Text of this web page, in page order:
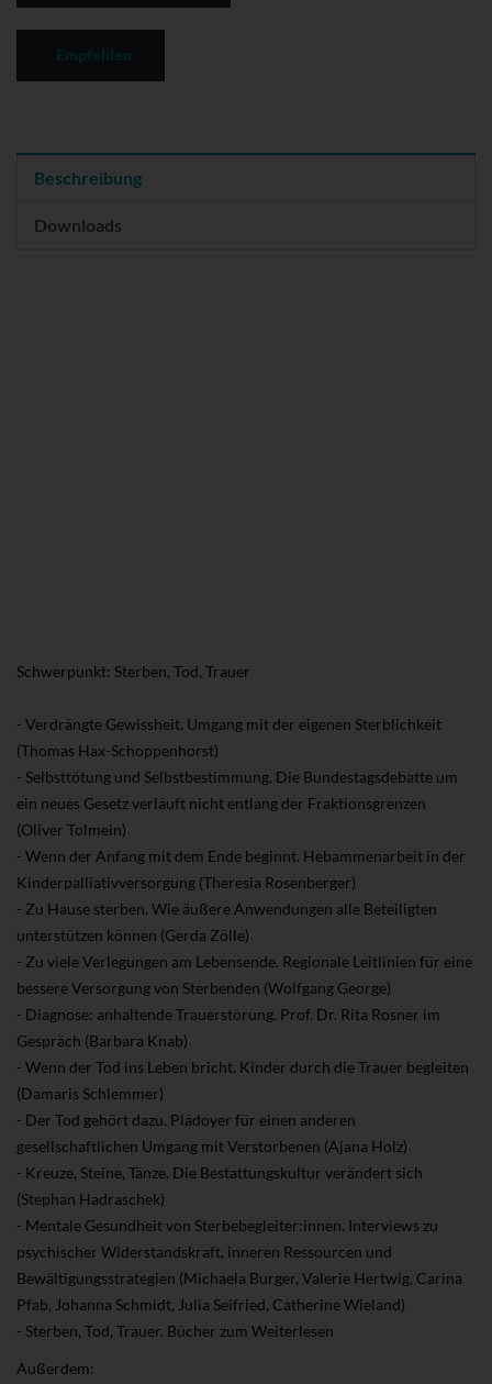
Beschreibung
Downloads
Schwerpunkt: Sterben, Tod, Trauer
- Verdrängte Gewissheit. Umgang mit der eigenen Sterblichkeit
(Thomas Hax-Schoppenhorst)
- Selbsttötung und Selbstbestimmung. Die Bundestagsdebatte um
ein neues Gesetz verläuft nicht entlang der Fraktionsgrenzen
(Oliver Tolmein)
- Wenn der Anfang mit dem Ende beginnt. Hebammenarbeit in der
Kinderpalliativversorgung (Theresia Rosenberger)
- Zu Hause sterben. Wie äußere Anwendungen alle Beteiligten
unterstützen können (Gerda Zölle)
- Zu viele Verlegungen am Lebensende. Regionale Leitlinien für eine
bessere Versorgung von Sterbenden (Wolfgang George)
- Diagnose: anhaltende Trauerstörung. Prof. Dr. Rita Rosner im
Gespräch (Barbara Knab)
- Wenn der Tod ins Leben bricht. Kinder durch die Trauer begleiten
(Damaris Schlemmer)
- Der Tod gehört dazu. Plädoyer für einen anderen
gesellschaftlichen Umgang mit Verstorbenen (Ajana Holz)
- Kreuze, Steine, Tänze. Die Bestattungskultur verändert sich
(Stephan Hadraschek)
- Mentale Gesundheit von Sterbebegleiter:innen. Interviews zu
psychischer Widerstandskraft, inneren Ressourcen und
Bewältigungsstrategien (Michaela Burger, Valerie Hertwig, Carina
Pfab, Johanna Schmidt, Julia Seifried, Catherine Wieland)
- Sterben, Tod, Trauer. Bücher zum Weiterlesen
Außerdem: